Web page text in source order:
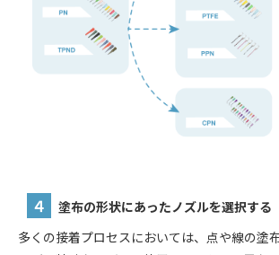
４
塗布の形状にあったノズルを選択する
多くの接着プロセスにおいては、点や線の塗